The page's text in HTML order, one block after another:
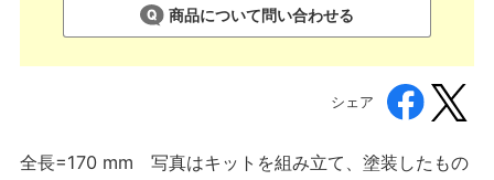
商品について問い合わせる
シェア
全長=170 mm 写真はキットを組み立て、塗装したもの